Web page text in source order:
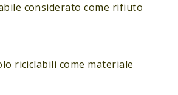
considerato come rifiuto
riciclabili come materiale